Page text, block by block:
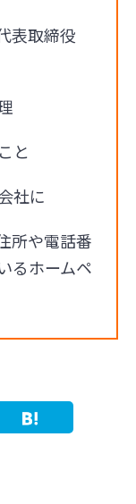
表取締役
と
社に
所や電話番
るホームペ